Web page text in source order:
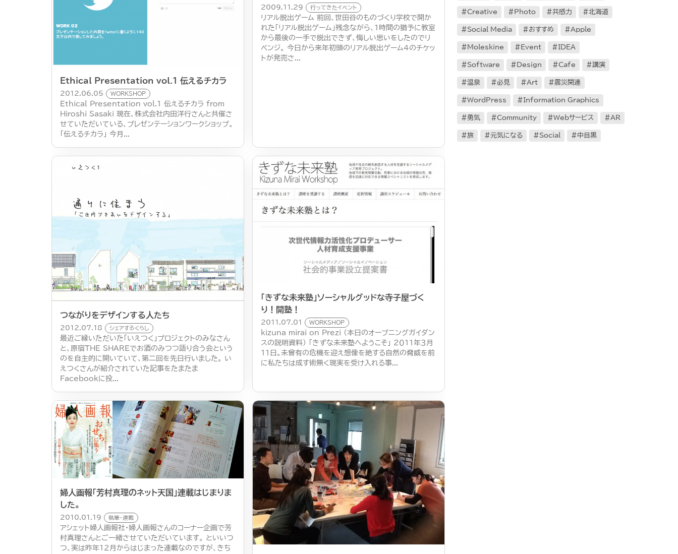
Ethical Presentation vol.1 伝えるチカラ
2012.06.05 WORKSHOP
Ethical Presentation vol.1 伝えるチカラ from
Hiroshi Sasaki 現在、株式会社内田洋行さんと共催さ
せていただいている、プレゼンテーションワークショップ。
「伝えるチカラ」 今月...
2009.11.29 行ってきたイベント
リアル脱出ゲーム 前回、世田谷のものづくり学校で開か
れた「リアル脱出ゲーム」残念ながら、1時間の猶予に教室
から最後の一手で脱出できず、悔しい思いをしたのでリ
ベンジ。 今日から来年初頭のリアル脱出ゲーム４のチケッ
トが発売さ...
つながりをデザインする人たち
2012.07.18 シェアするくらし
最近ご縁いただいた「いえつく」プロジェクトのみなさん
と、原宿THE SHAREでお酒のみつつ語り合う会という
のを自主的に開いていて、第二回を先日行いました。 い
えつくさんが紹介されていた記事をたまたま
Facebookに投...
「きずな未来塾」ソーシャルグッドな寺子屋づく
り！開塾！
2011.07.01 WORKSHOP
kizuna mirai on Prezi （本日のオープニングガイダン
スの説明資料） 「きずな未来塾へようこそ」 ２０１１年３月
１１日。未曾有の危機を迎え想像を絶する自然の脅威を前
に私たちは成す術無く現実を受け入れる事...
婦人画報「芳村真理のネット天国」連載はじまりま
した。
2010.01.19 執筆・連載
アシェット婦人画報社・婦人画報さんのコーナー企画で芳
村真理さんとご一緒させていただいています。 といいつ
つ、実は昨年12月からはじまった連載なのですが、きち
Creative Photo 共感力 北海道
Social Media おすすめ Apple
Moleskine Event IDEA
Software Design Cafe 講演
温泉 必見 Art 震災関連
WordPress Information Graphics
勇気 Community Webサービス AR
旅 元気になる Social 中目黒